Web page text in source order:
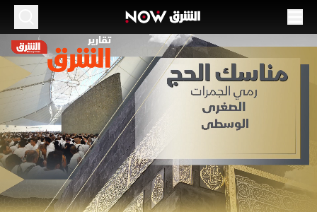
00:11 01:03
مناسك الحج.. أيام التشريق
01:03
يواصل الحجاج في ثاني أيام عيد الأضحى مناسك أيام التشريق الثلاثة بمشعر
منى لرمي الجمرات الثلاث بسبع حصيات لكل منها، وسط مشروعية قصر
الصلوات بلا جمع والتكبير المقيد. وفي حين يغادر المتعجلون في اليوم الثاني،